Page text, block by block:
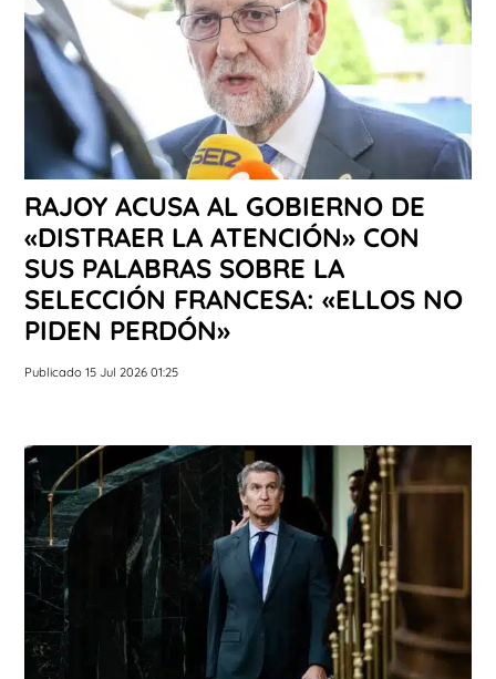
RAJOY ACUSA AL GOBIERNO DE
«DISTRAER LA ATENCIÓN» CON
SUS PALABRAS SOBRE LA
SELECCIÓN FRANCESA: «ELLOS NO
PIDEN PERDÓN»
Publicado 15 Jul 2026 01:25